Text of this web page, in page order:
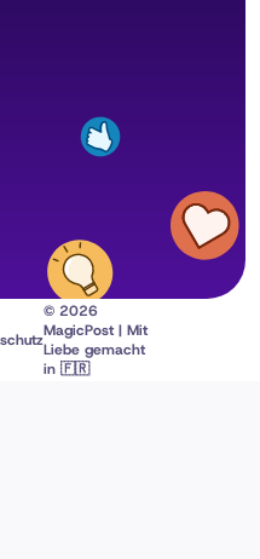
© 2026
MagicPost | Mit
Liebe gemacht
in 🇫🇷